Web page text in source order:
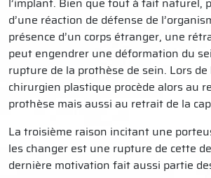
d’une réaction de défense de
présence d’un corps étranger, une
peut engendrer une déformation du
rupture de la prothèse de sein. Lors
chirurgien plastique procède alors au
prothèse mais aussi au retrait de la
La troisième raison incitant une
les changer est une rupture de cette
dernière motivation fait aussi partie